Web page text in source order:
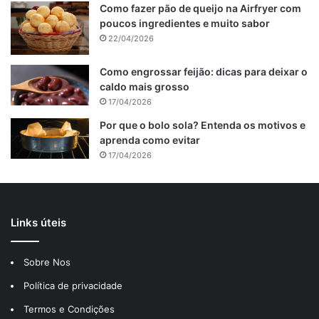
Tabela de conteúdos
Ingredientes do bolo de limão sem leite
Cobertura do bolo de limão sem lactose
Como fazer pão de queijo na Airfryer com
poucos ingredientes e muito sabor
22/04/2026
Como engrossar feijão: dicas para deixar o
caldo mais grosso
17/04/2026
Por que o bolo sola? Entenda os motivos e
aprenda como evitar
17/04/2026
Links úteis
Sobre Nos
Política de privacidade
Termos e Condições